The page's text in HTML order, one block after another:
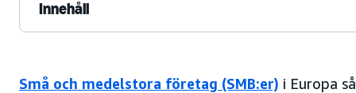
Innehåll
Små och medelstora företag (SMB:er) i Europa